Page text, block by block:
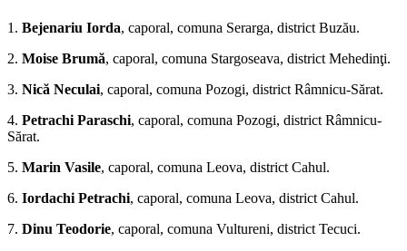
1. Bejenariu Iorda, caporal, comuna Serarga, district Bu­zău.
2. Moise Brumă, caporal, comuna Stargoseava, district Mehedinţi.
3. Nică Neculai, caporal, comuna Pozogi, district Râmnicu-Sărat.
4. Petrachi Paraschi, caporal, comuna Pozogi, district Râmnicu-
Sărat.
5. Ma­rin Vasile, caporal, comuna Leova, district Cahul.
6. Iordachi Petrachi, caporal, comuna Leova, district Cahul.
7. Dinu Teodorie, caporal, comuna Vultureni, district Tecuci.